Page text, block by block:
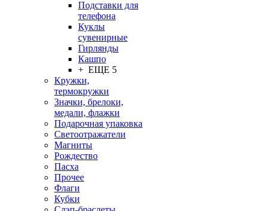
Подставки для
телефона
Куклы
сувенирные
Гирлянды
Кашпо
+ ЕЩЕ 5
Кружки,
термокружки
Значки, брелоки,
медали, флажки
Подарочная упаковка
Светоотражатели
Магниты
Рождество
Пасха
Прочее
Флаги
Кубки